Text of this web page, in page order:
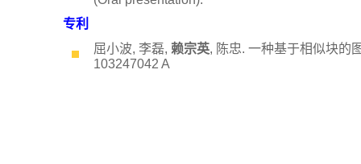
专利
屈小波, 李磊, 赖宗英, 陈忠. 一种基于相似块的
103247042 A